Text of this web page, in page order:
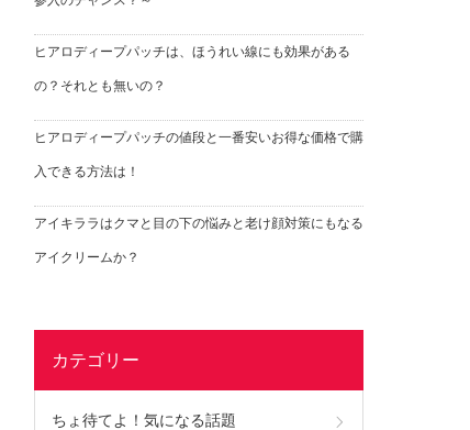
ヒアロディープパッチは、ほうれい線にも効果がある
の？それとも無いの？
ヒアロディープパッチの値段と一番安いお得な価格で購
入できる方法は！
アイキララはクマと目の下の悩みと老け顔対策にもなる
アイクリームか？
カテゴリー
ちょ待てよ！気になる話題